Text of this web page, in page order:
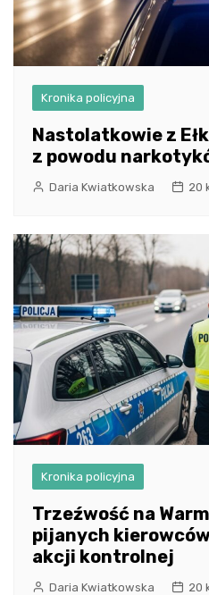
Kronika policyjna
Nastolatkowie z
z powodu
Daria Kwiatkowska 20
Kronika policyjna
Trzeźwość na
pijanych
akcji kontrolnej
Daria Kwiatkowska 20